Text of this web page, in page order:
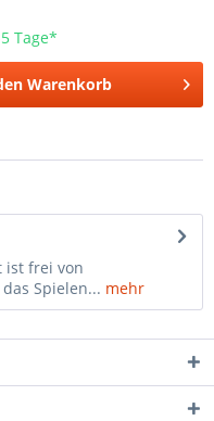
Tage*
Warenkorb
ist frei von
Spielen... mehr